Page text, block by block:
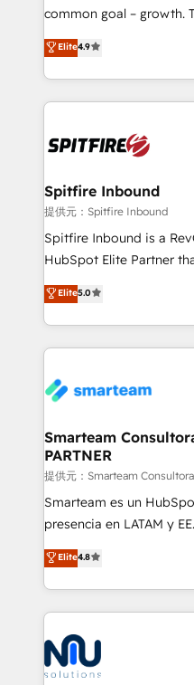
implementation and
complex API
Working from several
such as Brussels Airport,
Streamz and Michelin.
common goal – growth. That’s why we employ the
latest innovations in
approach to web design,
inbound marketing that
growth for our client's
exactly where your
and overall revenue to a
traditional methods. If you’re a frustrated marketing
manager or business
with generic agencies
just like yours attract
throughout each stage
enable sales teams with
training to smash targets.
Elite4.9
Spitfire Inbound
提供元：Spitfire Inbound
Spitfire Inbound is a
HubSpot Elite Partner
design predictable,
strategies. With offices
we take a RevOps-led
marketing & service,
confidence. We deliver end to end strategy and
and technology around
support sustainable
making. Working with clients locally and globally, our
expertise includes
implementation,
and data-driven campaigns. Winners of
Global HEART Award,
Connect with us to see
better together 🏆
Elite5.0
Smarteam
PARTNER
提供元：Smarteam Consultora
Smarteam es un
presencia en LATAM y
implementaciones de
optimización de procesos
más de 6 años de
implementaciones
ERPs, e-commerce,
WhatsApp y sistemas
multicultural trabaja en
Elite4.8